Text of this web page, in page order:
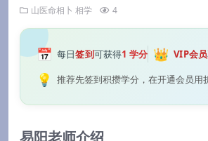
山医命相卜 相学 4
📅 每日签到可获得1 学分 👑 VIP会员
💡 推荐先签到积攒学分，在开通会员用
易阳老师介绍